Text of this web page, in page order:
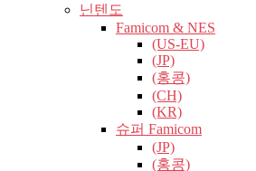
닌텐도
Famicom & NES
(US-EU)
(JP)
(홍콩)
(CH)
(KR)
슈퍼 Famicom
(JP)
(홍콩)